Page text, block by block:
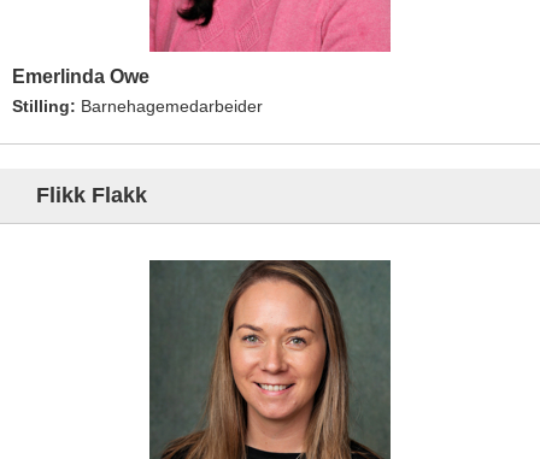
Emerlinda Owe
Stilling: Barnehagemedarbeider
Flikk Flakk